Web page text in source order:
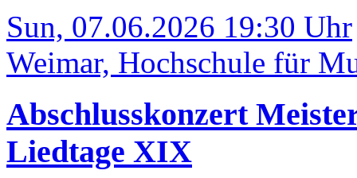
Sun, 07.06.2026 19:30 Uhr
Weimar, Hochschule für
Abschlusskonzert
Liedtage XIX